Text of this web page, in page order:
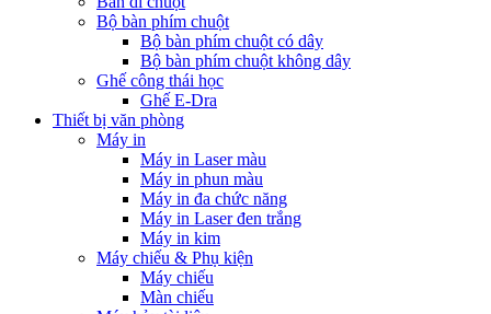
Bộ bàn phím chuột
Bộ bàn phím chuột có dây
Bộ bàn phím chuột không dây
Ghế công thái học
Ghế E-Dra
Thiết bị văn phòng
Máy in
Máy in Laser màu
Máy in phun màu
Máy in đa chức năng
Máy in Laser đen trắng
Máy in kim
Máy chiếu & Phụ kiện
Máy chiếu
Màn chiếu